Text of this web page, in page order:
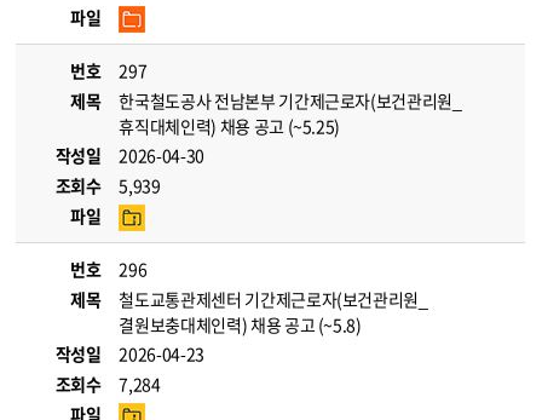
파일
번호
297
제목
한국철도공사 전남본부 기간제근로자(보건관리원_
휴직대체인력) 채용 공고 (~5.25)
작성일
2026-04-30
조회수
5,939
파일
번호
296
제목
철도교통관제센터 기간제근로자(보건관리원_
결원보충대체인력) 채용 공고 (~5.8)
작성일
2026-04-23
조회수
7,284
파일